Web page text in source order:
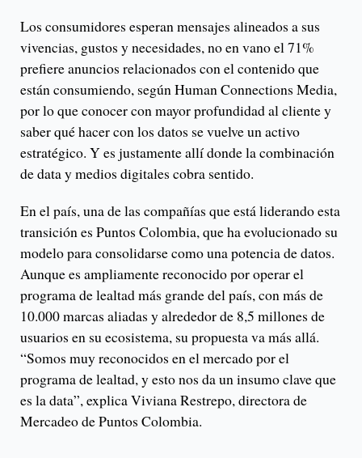
Los consumidores esperan mensajes alineados a sus
vivencias, gustos y necesidades, no en vano el 71%
prefiere anuncios relacionados con el contenido que
están consumiendo, según Human Connections Media,
por lo que conocer con mayor profundidad al cliente y
saber qué hacer con los datos se vuelve un activo
estratégico. Y es justamente allí donde la combinación
de data y medios digitales cobra sentido.
En el país, una de las compañías que está liderando esta
transición es Puntos Colombia, que ha evolucionado su
modelo para consolidarse como una potencia de datos.
Aunque es ampliamente reconocido por operar el
programa de lealtad más grande del país, con más de
10.000 marcas aliadas y alrededor de 8,5 millones de
usuarios en su ecosistema, su propuesta va más allá.
“Somos muy reconocidos en el mercado por el
programa de lealtad, y esto nos da un insumo clave que
es la data”, explica Viviana Restrepo, directora de
Mercadeo de Puntos Colombia.